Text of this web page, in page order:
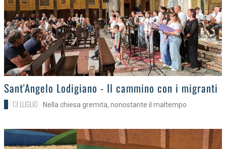
>
Sant'Angelo Lodigiano - Il cammino con i migranti
13 LUGLIO Nella chiesa gremita, nonostante il maltempo